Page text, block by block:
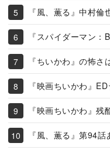
『風、薫る』中村
『スパイダーマン：
『ちいかわ』の怖さ
『映画ちいかわ』
『映画ちいかわ』
『風、薫る』第94話